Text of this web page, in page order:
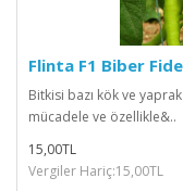
Flinta F1 Biber
Bitkisi bazı kök ve
mücadele ve özellikle&..
15,00TL
Vergiler Hariç:15,00TL